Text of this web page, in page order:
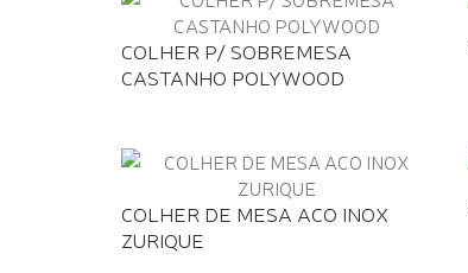
COLHER P/ SOBREMESA
CASTANHO POLYWOOD
COLHER DE MESA ACO INOX
ZURIQUE